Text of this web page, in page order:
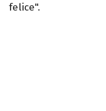
felice".